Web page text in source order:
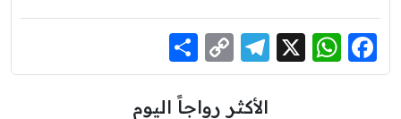
Facebook
WhatsApp
X
Telegram
Copy
Link
الأكثر رواجاً اليوم